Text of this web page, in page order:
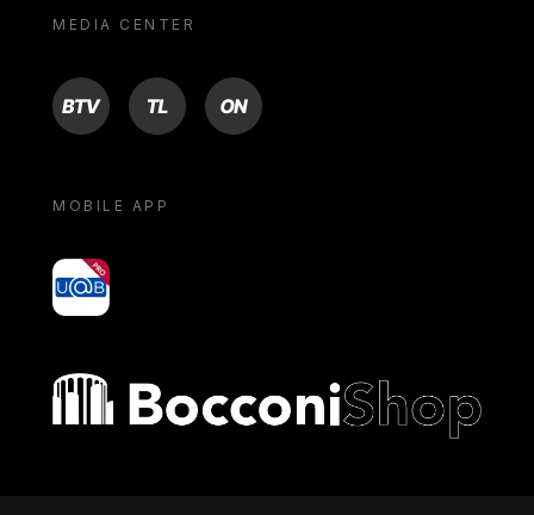
MEDIA CENTER
BTV TL ON
MOBILE APP
yoU@B
Bocconi shop